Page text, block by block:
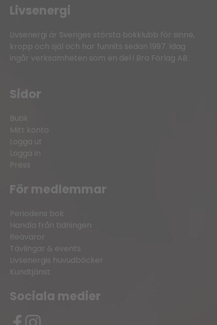
Livsenergi
Livsenergi är Sveriges största bokklubb för sinne,
kropp och själ och har funnits sedan 1997. Idag
ingår verksamheten som en del i Bra Förlag AB.
Sidor
Butik
Mitt konto
Logga ut
Logga in
Press
För medlemmar
Periodens bok
Handla från tidningen
Reavaror
Tävlingar & events
Livsenergis huvudböcker
Kundtjänst
Sociala medier